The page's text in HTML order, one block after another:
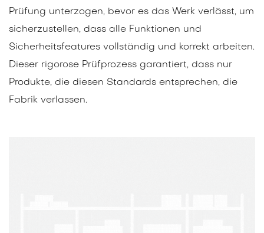
Prüfung unterzogen, bevor es das Werk verlässt, um
sicherzustellen, dass alle Funktionen und
Sicherheitsfeatures vollständig und korrekt arbeiten.
Dieser rigorose Prüfprozess garantiert, dass nur
Produkte, die diesen Standards entsprechen, die
Fabrik verlassen.